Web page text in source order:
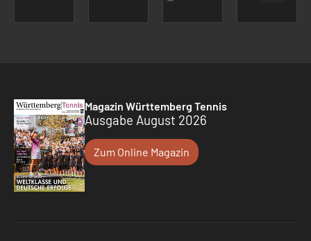
Magazin Württemberg Tennis
Ausgabe August 2026
Zum Online Magazin